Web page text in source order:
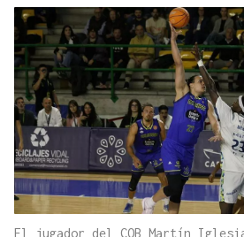
El jugador del COB Martín